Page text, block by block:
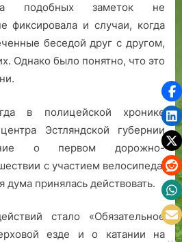
подобных заметок не
фиксировала и случаи, когда
беседой друг с другом,
Однако было понятно, что это
в полицейской хронике
Эстляндской губернии
о первом дорожно-
с участием велосипеда,
дума принялась действовать.
стало «Обязательное
езде и о катании на